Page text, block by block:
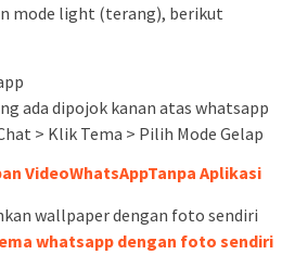
mode light (terang), berikut
ada dipojok kanan atas whatsapp
> Klik Tema > Pilih Mode Gelap
VideoWhatsAppTanpa Aplikasi
wallpaper dengan foto sendiri
whatsapp dengan foto sendiri